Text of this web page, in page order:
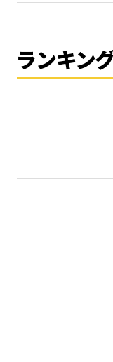
ランキン